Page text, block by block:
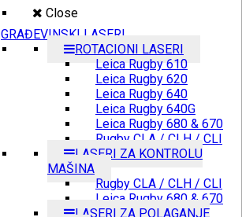
Close
GRAĐEVINSKI LASERI
ROTACIONI LASERI
Leica Rugby 610
Leica Rugby 620
Leica Rugby 640
Leica Rugby 640G
Leica Rugby 680 & 670
Rugby CLA / CLH / CLI
LASERI ZA KONTROLU
MAŠINA
Rugby CLA / CLH / CLI
Leica Rugby 680 & 670
LASERI ZA POLAGANJE